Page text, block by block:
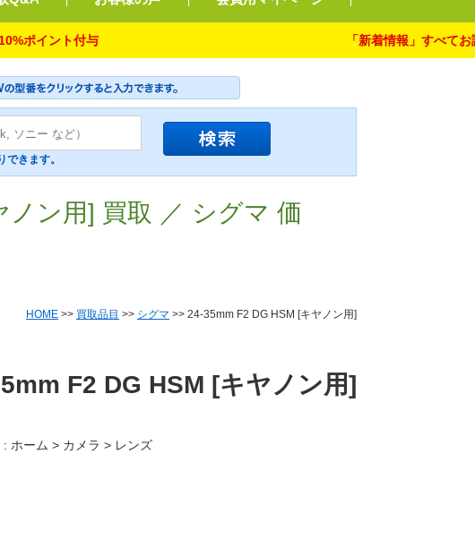
ト付与 「新着情報」すべてお読み下さ
きます。
ン用] 買取 ／ シグマ 価
HOME >> 買取品目 >> シグマ >> 24-35mm F2 DG HSM [キヤノン用]
F2 DG HSM [キヤノン用]
: ホーム > カメラ > レンズ